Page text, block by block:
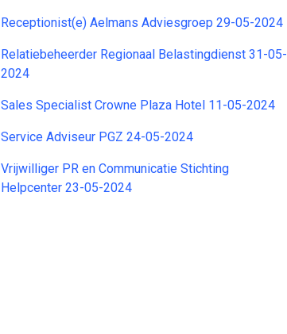
Receptionist(e) Aelmans Adviesgroep 29-05-2024
Relatiebeheerder Regionaal Belastingdienst 31-05-
2024
Sales Specialist Crowne Plaza Hotel 11-05-2024
Service Adviseur PGZ 24-05-2024
Vrijwilliger PR en Communicatie Stichting
Helpcenter 23-05-2024